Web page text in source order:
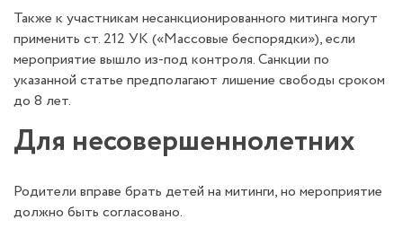
Также к участникам несанкционированного митинга могут
применить ст. 212 УК («Массовые беспорядки»), если
мероприятие вышло из-под контроля. Санкции по
указанной статье предполагают лишение свободы сроком
до 8 лет.
Для несовершеннолетних
Родители вправе брать детей на митинги, но мероприятие
должно быть согласовано.